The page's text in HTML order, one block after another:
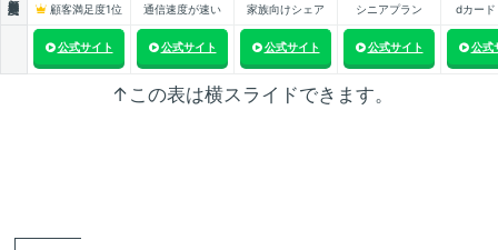
顧客満足度1位 通信速度が速い 家族向けシェア シニアプラン dカード
公式サイト 公式サイト 公式サイト 公式サイト 公式
↑この表は横スライドできます。